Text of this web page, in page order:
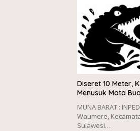
Diseret 10 Meter,
Menusuk Mata
MUNA BARAT :
Waumere,
Sulawesi…